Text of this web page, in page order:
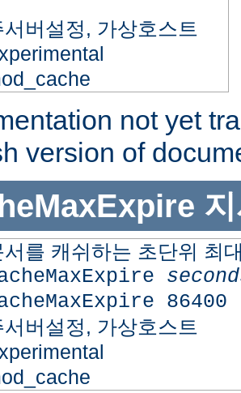
서버설정, 가상호스트
not yet
version of
서를 캐쉬하는 초단위 최
86400
서버설정, 가상호스트